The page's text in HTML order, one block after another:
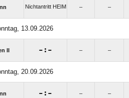
Nichtantritt HEIM – –
13.09.2026
II  :  – –
20.09.2026
 :  – –